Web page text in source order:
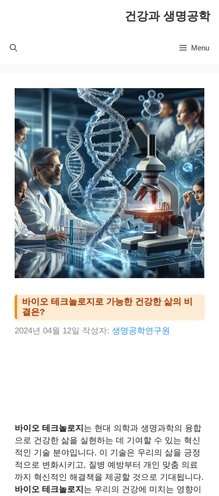
건강과 생명공학
Menu
바이오 테크놀로지로 가능한 건강한 삶의 비
결은?
2024년 04월 12일 작성자: 생명공학연구원
바이오 테크놀로지 는 현대 의학과 생명과학의 융합
으로 건강한 삶을 실현하는 데 기여할 수 있는 혁신
적인 기술 분야입니다. 이 기술은 우리의 삶을 긍정
적으로 변화시키고, 질병 예방부터 개인 맞춤 의료
까지 혁신적인 해결책을 제공할 것으로 기대됩니다.
바이오 테크놀로지 는 우리의 건강에 미치는 영향이